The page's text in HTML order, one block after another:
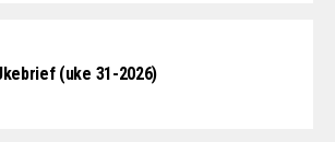
(uke 31-2026)